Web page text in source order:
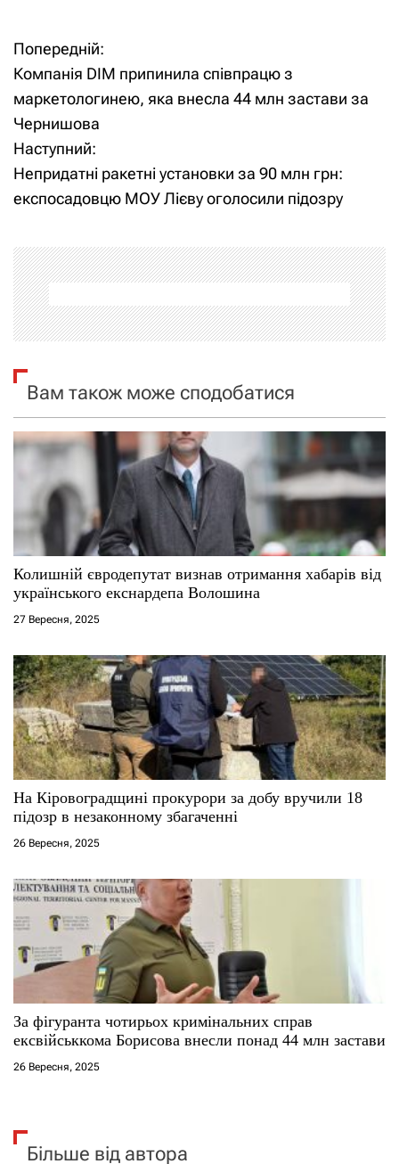
Н
а
в
і
г
а
ц
і
а
и
с
і
в
Попередній:
Компанія DIM припинила співпрацю з
маркетологинею, яка внесла 44 млн застави за
Чернишова
Наступний:
Непридатні ракетні установки за 90 млн грн:
експосадовцю МОУ Лієву оголосили підозру
Вам також може сподобатися
Колишній євродепутат визнав отримання хабарів від
українського екснардепа Волошина
27 Вересня, 2025
На Кіровоградщині прокурори за добу вручили 18
підозр в незаконному збагаченні
26 Вересня, 2025
За фігуранта чотирьох кримінальних справ
ексвійськкома Борисова внесли понад 44 млн застави
26 Вересня, 2025
Більше від автора